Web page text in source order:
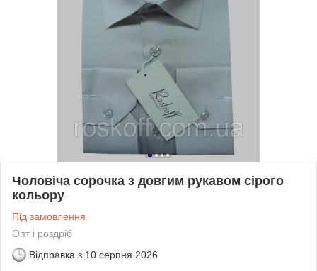
Чоловіча сорочка з довгим рукавом сірого
кольору
Під замовлення
Опт і роздріб
Відправка з 10 серпня 2026